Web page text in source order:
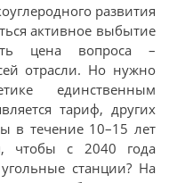
развития
активное выбытие
цена вопроса –
отрасли. Но нужно
единственным
тариф, других
в течение 10–15 лет
чтобы с 2040 года
станции? На